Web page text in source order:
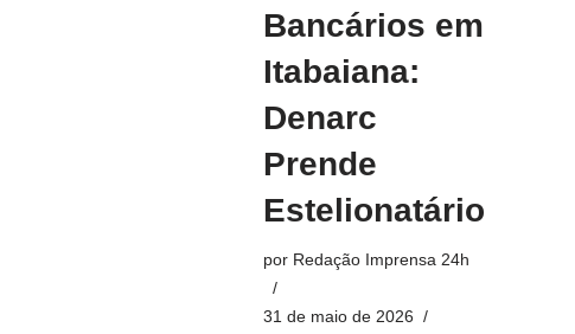
Bancários em
Itabaiana:
Denarc
Prende
Estelionatário
por Redação Imprensa 24h
31 de maio de 2026